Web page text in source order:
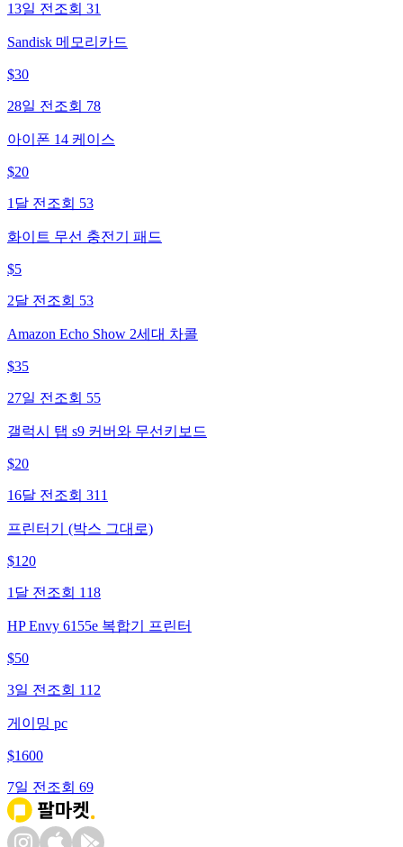
13일 전 조회 31
Sandisk 메모리카드
$30
28일 전 조회 78
아이폰 14 케이스
$20
1달 전 조회 53
화이트 무선 충전기 패드
$5
2달 전 조회 53
Amazon Echo Show 2세대 차콜
$35
27일 전 조회 55
갤럭시 탭 s9 커버와 무선키보드
$20
16달 전 조회 311
프린터기 (박스 그대로)
$120
1달 전 조회 118
HP Envy 6155e 복합기 프린터
$50
3일 전 조회 112
게이밍 pc
$1600
7일 전 조회 69